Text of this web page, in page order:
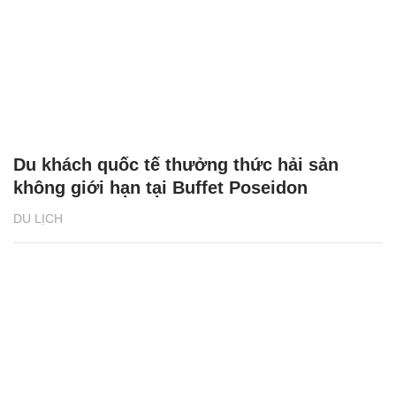
DU LỊCH
Du khách quốc tế thưởng thức hải sản
không giới hạn tại Buffet Poseidon